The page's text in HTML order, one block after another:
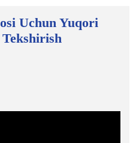
Uchun Yuqori